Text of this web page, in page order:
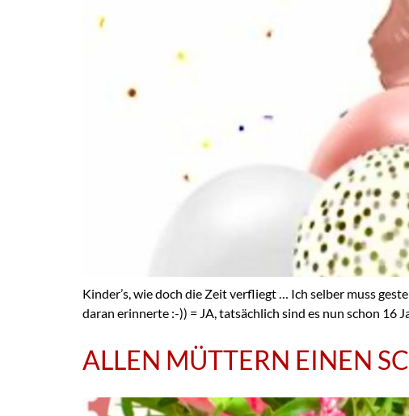
Kinder’s, wie doch die Zeit verfliegt … Ich selber muss
daran erinnerte :-)) = JA, tatsächlich sind es nun schon 16
ALLEN MÜTTERN EINEN